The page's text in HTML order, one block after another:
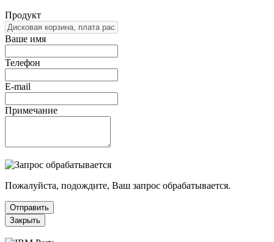
Продукт
Ваше имя
Телефон
E-mail
Примечание
Пожалуйста, подождите, Ваш запрос обрабатывается.
Отправить
Закрыть